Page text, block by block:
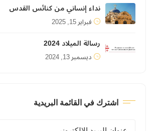
نداء إنساني من كنائس القدس
فبراير 15, 2025
رسالة الميلاد 2024
ديسمبر 13, 2024
اشترك في القائمة البريدية